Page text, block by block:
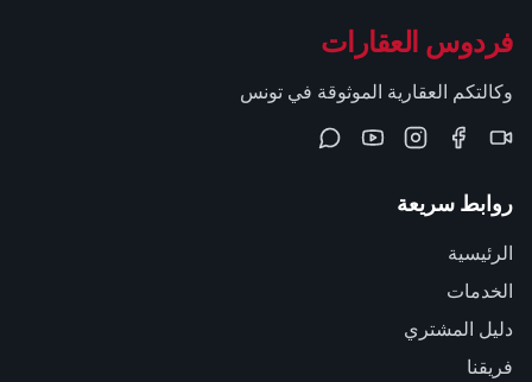
فردوس العقارات
وكالتكم العقارية الموثوقة في تونس
روابط سريعة
الرئيسية
الخدمات
دليل المشتري
فريقنا